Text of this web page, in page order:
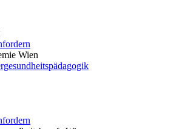
Wien